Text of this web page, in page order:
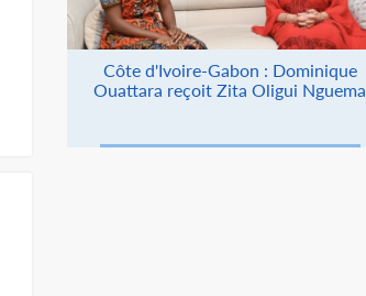
Côte d'Ivoire-Gabon : Dominique
Ouattara reçoit Zita Oligui Nguema